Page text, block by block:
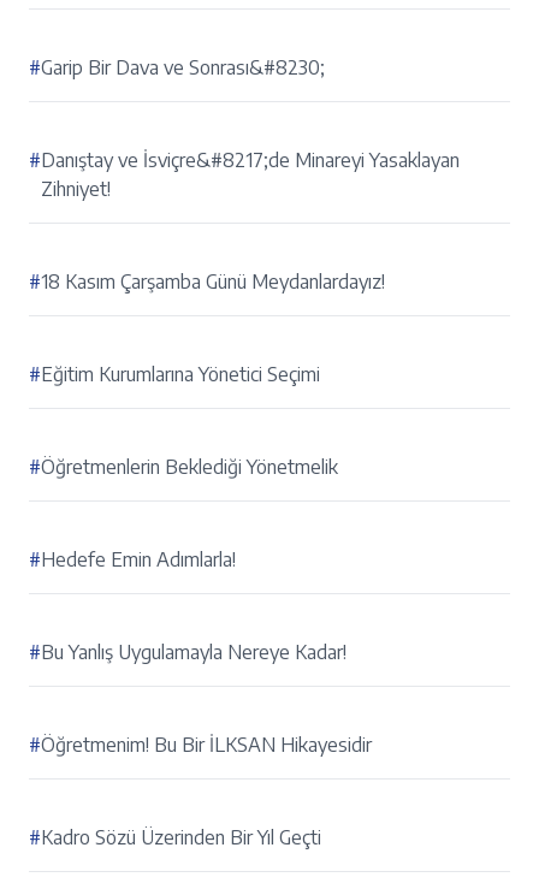
#Garip Bir Dava ve Sonrası&#8230;
#Danıştay ve İsviçre&#8217;de Minareyi Yasaklayan
Zihniyet!
#18 Kasım Çarşamba Günü Meydanlardayız!
#Eğitim Kurumlarına Yönetici Seçimi
#Öğretmenlerin Beklediği Yönetmelik
#Hedefe Emin Adımlarla!
#Bu Yanlış Uygulamayla Nereye Kadar!
#Öğretmenim! Bu Bir İLKSAN Hikayesidir
#Kadro Sözü Üzerinden Bir Yıl Geçti